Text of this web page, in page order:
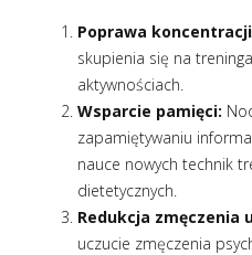
Poprawa
skupienia się na
aktywnościach.
Wsparcie pamięci:
zapamiętywaniu
nauce nowych technik
dietetycznych.
Redukcja zmęczenia
uczucie zmęczenia